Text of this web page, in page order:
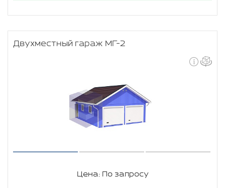
Двухместный гараж МГ-2
Цена: По запросу